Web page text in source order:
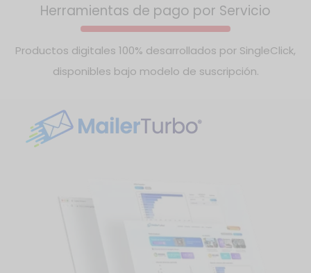
Herramientas de pago por Servicio
Productos digitales 100% desarrollados por SingleClick,
disponibles bajo modelo de suscripción.